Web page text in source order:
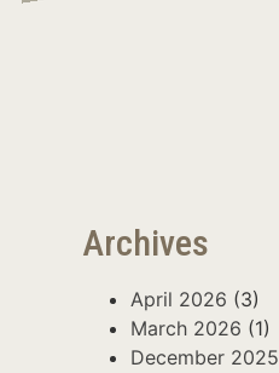
Archives
April 2026 (3)
March 2026 (1)
December 2025